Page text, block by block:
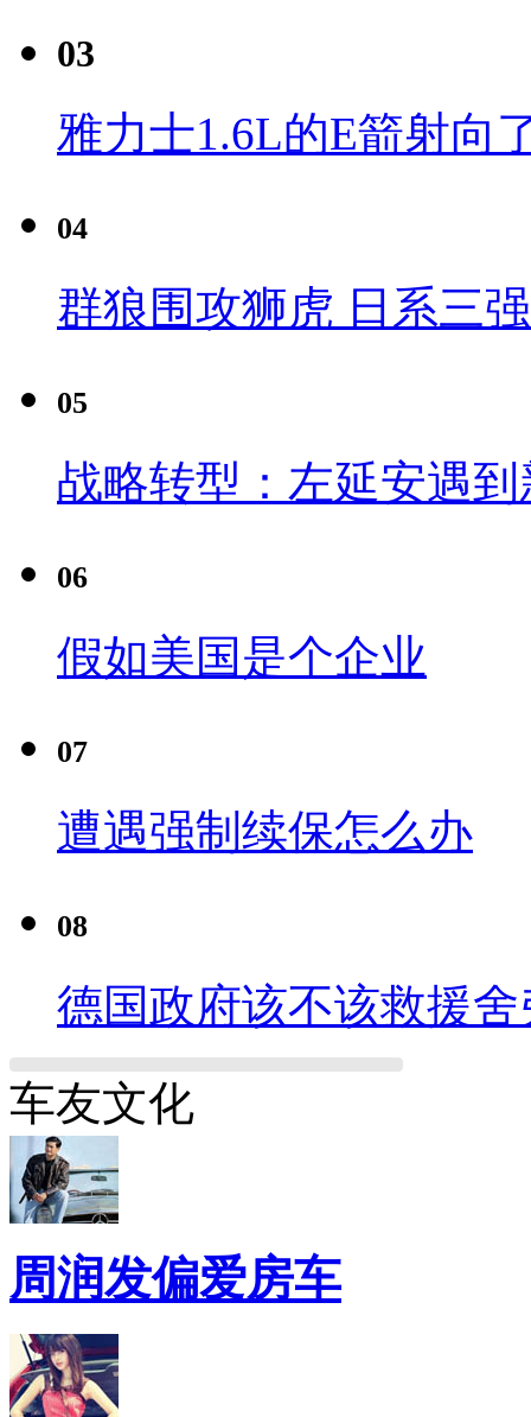
03
雅力士1.6L的E箭射向
04
群狼围攻狮虎 日系三
05
战略转型：左延安遇
06
假如美国是个企业
07
遭遇强制续保怎么办
08
德国政府该不该救援舍
车友文化
周润发偏爱房车